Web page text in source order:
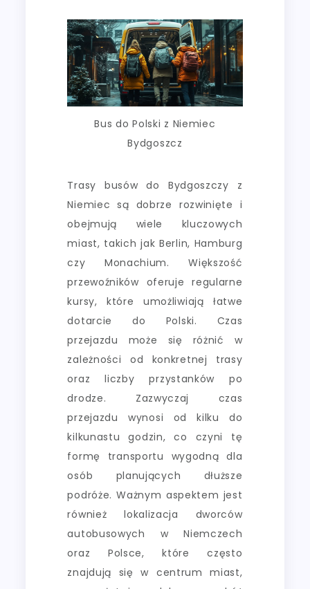
Bus do Polski z Niemiec
Bydgoszcz
Trasy busów do Bydgoszczy z
Niemiec są dobrze rozwinięte i
obejmują wiele kluczowych
miast, takich jak Berlin, Hamburg
czy Monachium. Większość
przewoźników oferuje regularne
kursy, które umożliwiają łatwe
dotarcie do Polski. Czas
przejazdu może się różnić w
zależności od konkretnej trasy
oraz liczby przystanków po
drodze. Zazwyczaj czas
przejazdu wynosi od kilku do
kilkunastu godzin, co czyni tę
formę transportu wygodną dla
osób planujących dłuższe
podróże. Ważnym aspektem jest
również lokalizacja dworców
autobusowych w Niemczech
oraz Polsce, które często
znajdują się w centrum miast,